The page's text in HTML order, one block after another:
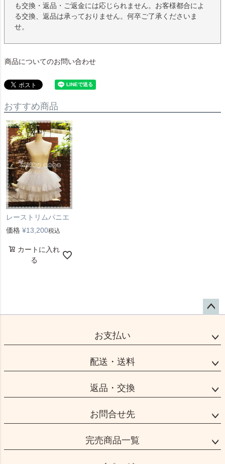
も交換・返品・ご返金には応じられません。お客様都合によ
る交換、返品は承っておりません。何卒ご了承くださいま
せ。
商品についてのお問い合わせ
おすすめ商品
レーストリムパニエ
価格 ¥13,200税込
カートに入れ
る
ップ
お支払い
配送・送料
返品・交換
お問合せ先
完売商品一覧